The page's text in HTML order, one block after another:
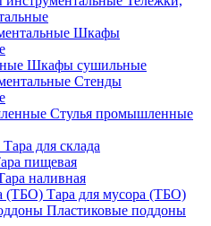
Шкафы
Шкафы сушильные
Стенды
Cтулья промышленные
Тара для склада
пищевая
наливная
Тара для мусора (ТБО)
Пластиковые поддоны